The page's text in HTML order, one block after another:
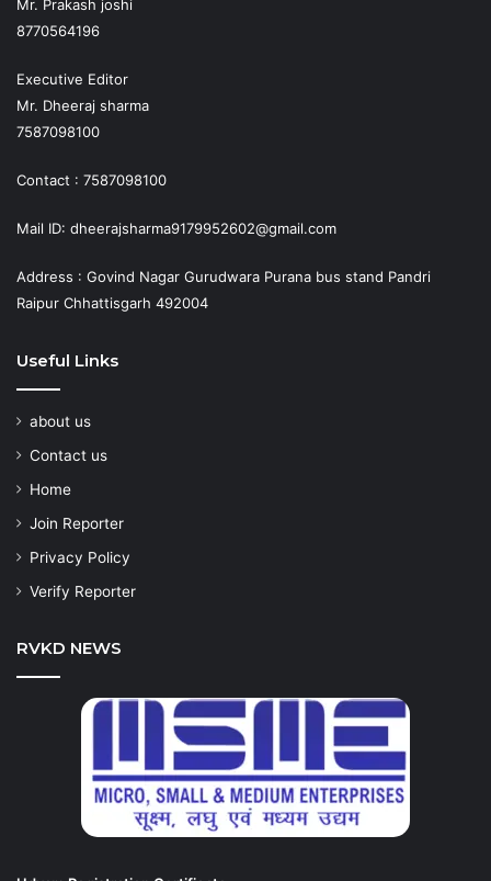
Mr. Prakash joshi
8770564196
Executive Editor
Mr. Dheeraj sharma
7587098100
Contact : 7587098100
Mail ID: dheerajsharma9179952602@gmail.com
Address : Govind Nagar Gurudwara Purana bus stand Pandri
Raipur Chhattisgarh 492004
Useful Links
about us
Contact us
Home
Join Reporter
Privacy Policy
Verify Reporter
RVKD NEWS